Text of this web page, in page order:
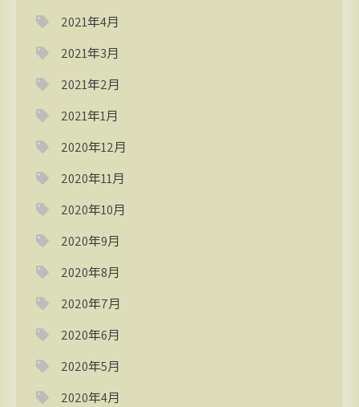
2021年4月
2021年3月
2021年2月
2021年1月
2020年12月
2020年11月
2020年10月
2020年9月
2020年8月
2020年7月
2020年6月
2020年5月
2020年4月